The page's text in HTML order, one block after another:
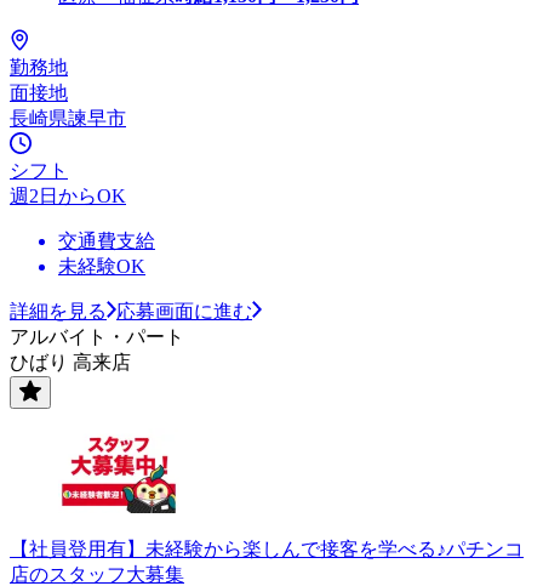
勤務地
面接地
長崎県諫早市
シフト
週2日からOK
交通費支給
未経験OK
詳細を見る
応募画面に進む
アルバイト・パート
ひばり 高来店
【社員登用有】未経験から楽しんで接客を学べる♪パチンコ
店のスタッフ大募集